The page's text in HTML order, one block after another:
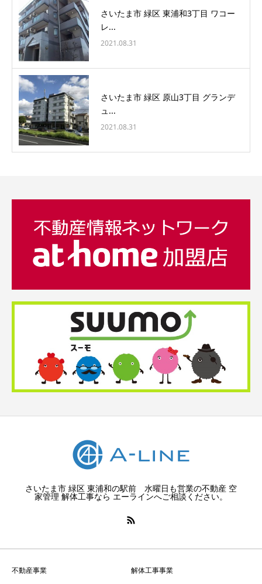
さいたま市 緑区 東浦和3丁目 ワコー
レ...
2021.08.31
さいたま市 緑区 原山3丁目 グランデ
ュ...
2021.08.31
さいたま市 緑区 東浦和の駅前 水曜日も営業の不動産 空
家管理 解体工事なら エーラインへご相談ください。
不動産事業
解体工事事業